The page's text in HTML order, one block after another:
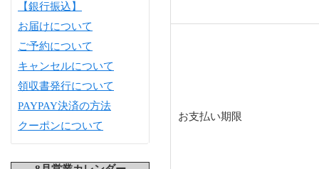
【銀行振込】
お届けについて
ご予約について
キャンセルについて
領収書発行について
PAYPAY決済の方法
クーポンについて
お支払い期限